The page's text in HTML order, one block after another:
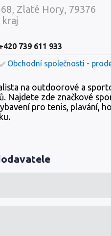
Zlaté Hory, 79376
739 611 933
Obchodní společnosti -
na outdoorové a
Najdete zde značkové
pro tenis, plavání,